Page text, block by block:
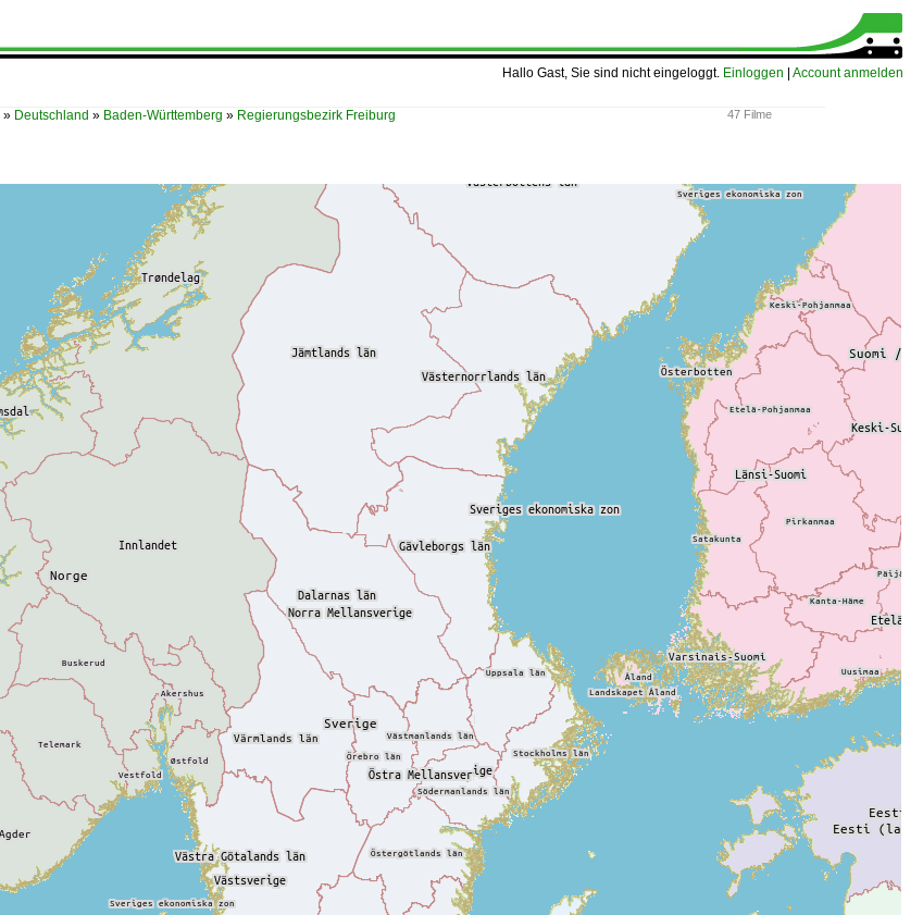
Hallo Gast, Sie sind nicht eingeloggt. Einloggen Account anmelden
47 Filme
» Deutschland » Baden-Württemberg » Regierungsbezirk Freiburg